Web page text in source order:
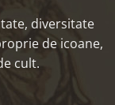
diversitate
de icoane,
cult.